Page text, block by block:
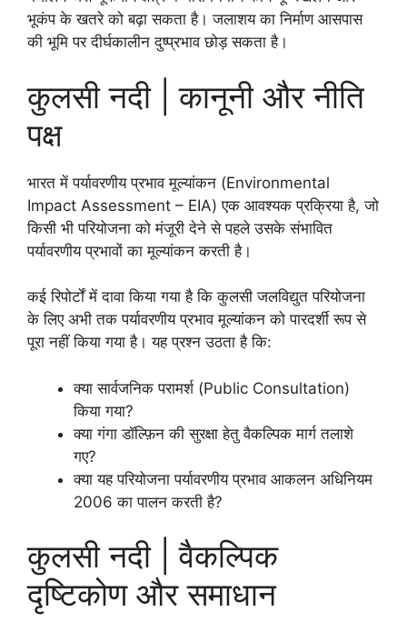
भूकंप के खतरे को बढ़ा सकता है। जलाशय का निर्माण आसपास
की भूमि पर दीर्घकालीन दुष्प्रभाव छोड़ सकता है।
कुलसी नदी | कानूनी और नीति
पक्ष
भारत में पर्यावरणीय प्रभाव मूल्यांकन (Environmental
Impact Assessment – EIA) एक आवश्यक प्रक्रिया है, जो
किसी भी परियोजना को मंजूरी देने से पहले उसके संभावित
पर्यावरणीय प्रभावों का मूल्यांकन करती है।
कई रिपोर्टों में दावा किया गया है कि कुलसी जलविद्युत परियोजना
के लिए अभी तक पर्यावरणीय प्रभाव मूल्यांकन को पारदर्शी रूप से
पूरा नहीं किया गया है। यह प्रश्न उठता है कि:
क्या सार्वजनिक परामर्श (Public Consultation)
किया गया?
क्या गंगा डॉल्फ़िन की सुरक्षा हेतु वैकल्पिक मार्ग तलाशे
गए?
क्या यह परियोजना पर्यावरणीय प्रभाव आकलन अधिनियम
2006 का पालन करती है?
कुलसी नदी | वैकल्पिक
दृष्टिकोण और समाधान